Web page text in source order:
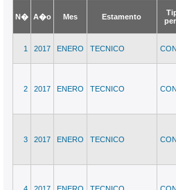
N� A�o Mes Estamento
1 2017 ENERO TECNICO
2 2017 ENERO TECNICO
3 2017 ENERO TECNICO